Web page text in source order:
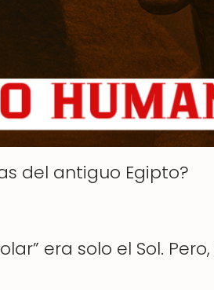
del antiguo Egipto?
era solo el Sol.